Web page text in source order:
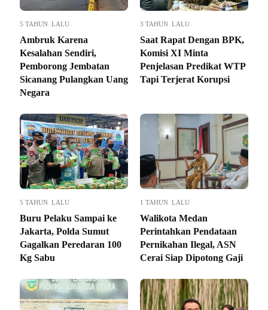
5 TAHUN LALU
Ambruk Karena
Kesalahan Sendiri,
Pemborong Jembatan
Sicanang Pulangkan Uang
Negara
3 TAHUN LALU
Saat Rapat Dengan BPK,
Komisi XI Minta
Penjelasan Predikat WTP
Tapi Terjerat Korupsi
5 TAHUN LALU
Buru Pelaku Sampai ke
Jakarta, Polda Sumut
Gagalkan Peredaran 100
Kg Sabu
1 TAHUN LALU
Walikota Medan
Perintahkan Pendataan
Pernikahan Ilegal, ASN
Cerai Siap Dipotong Gaji